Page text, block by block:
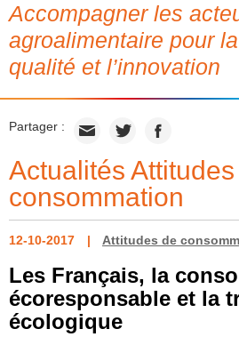
Accompagner les
agroalimentaire pour
qualité et l’innovation
Partager :
Actualités
consommation
12-10-2017 Attitudes de
Les Français, la
écoresponsable et la
écologique